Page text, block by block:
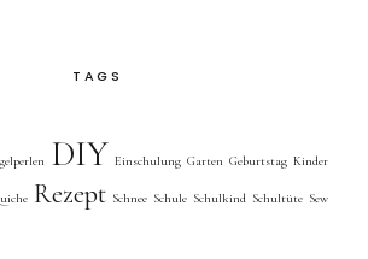
TAGS
DIY Einschulung Garten Geburtstag Kinder
Rezept Schnee Schule Schulkind Schultüte Sew